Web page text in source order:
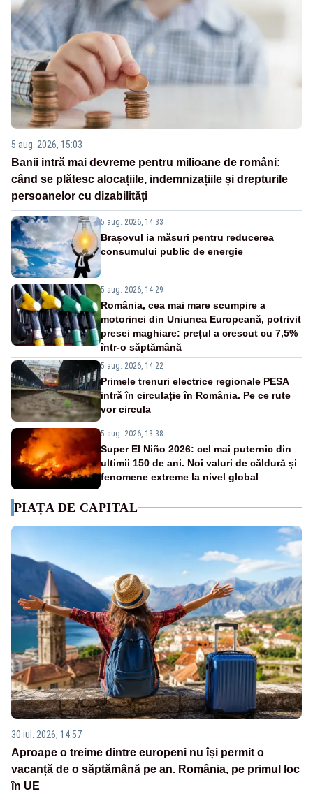
5 aug. 2026, 15:03
Banii intră mai devreme pentru milioane de români:
când se plătesc alocațiile, indemnizațiile și drepturile
persoanelor cu dizabilități
5 aug. 2026, 14:33
Brașovul ia măsuri pentru reducerea
consumului public de energie
5 aug. 2026, 14:29
România, cea mai mare scumpire a
motorinei din Uniunea Europeană, potrivit
presei maghiare: prețul a crescut cu 7,5%
într-o săptămână
5 aug. 2026, 14:22
Primele trenuri electrice regionale PESA
intră în circulație în România. Pe ce rute
vor circula
5 aug. 2026, 13:38
Super El Niño 2026: cel mai puternic din
ultimii 150 de ani. Noi valuri de căldură și
fenomene extreme la nivel global
PIAȚA DE CAPITAL
30 iul. 2026, 14:57
Aproape o treime dintre europeni nu își permit o
vacanță de o săptămână pe an. România, pe primul loc
în UE